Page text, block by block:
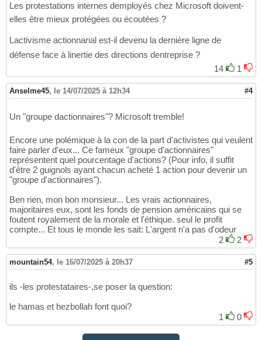
Les protestations internes demployés chez Microsoft doivent-
elles être mieux protégées ou écoutées ?
Lactivisme actionnarial est-il devenu la dernière ligne de
défense face à linertie des directions dentreprise ?
14
1
Anselme45, le 14/07/2025 à 12h34 #4
Un "groupe dactionnaires"? Microsoft tremble!
Encore une polémique à la con de la part d'activistes qui veulent
faire parler d'eux... Ce fameux "groupe d'actionnaires"
représentent quel pourcentage d'actions? (Pour info, il suffit
d'être 2 guignols ayant chacun acheté 1 action pour devenir un
"groupe d'actionnaires").
Ben rien, mon bon monsieur... Les vrais actionnaires,
majoritaires eux, sont les fonds de pension américains qui se
foutent royalement de la morale et l'éthique. seul le profit
compte... Et tous le monde les sait: L'argent n'a pas d'odeur
2
2
mountain54, le 16/07/2025 à 20h37 #5
ils -les protestataires-,se poser la question:
le hamas et hezbollah font quoi?
1
0